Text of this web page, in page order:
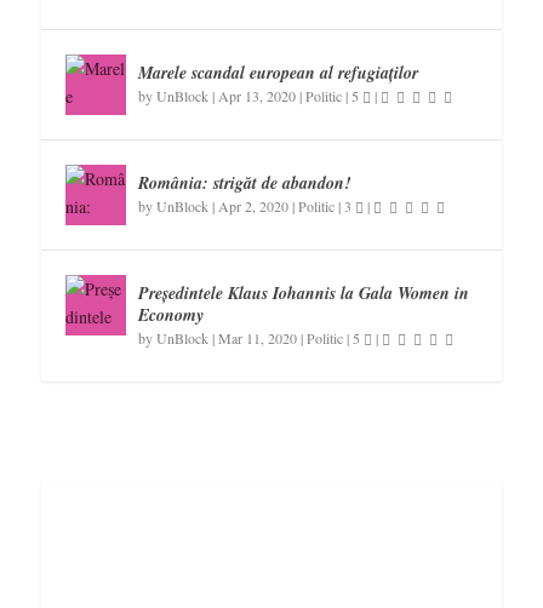
Marele scandal european al refugiaților
byUnBlock | Apr 13, 2020|Politic| 5 |
România: strigăt de abandon!
byUnBlock | Apr 2, 2020|Politic|3 |
Președintele Klaus Iohannis la Gala Women in
Economy
byUnBlock |Mar 11, 2020|Politic| 5 |